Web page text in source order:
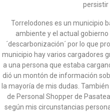
persistir
Torrelodones es un municipio
ambiente y el actual
´descarbonización´ por lo que
municipio hay varios cargadores
a una persona que estaba
dió un montón de información
la mayoría de mis dudas.
de Personal Shopper de
según mis circunstancias